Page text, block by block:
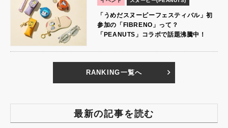
「うめだスヌーピーフェスティバル」初
参加の「FIBRENO」って？
「PEANUTS」コラボで話題沸騰中！
RANKING一覧へ
最新の記事を読む